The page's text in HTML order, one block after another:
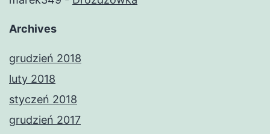
Archives
grudzień 2018
luty 2018
styczeń 2018
grudzień 2017